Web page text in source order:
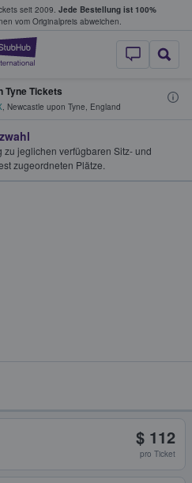
seit 2009. Jede Bestellung ist 100%
vom Originalpreis abweichen.
StubHub - Wo
verkaufen
Tyne Tickets
, Newcastle upon Tyne, England
jeglichen verfügbaren Sitz- und
zugeordneten Plätze.
$ 112
pro Ticket